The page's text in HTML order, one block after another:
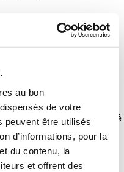
au bon
de votre
peuvent être utilisés
d’informations, pour la
du contenu, la
et offrent des
l’envolée des
en zones tendues, où
importante que l’offre
de rentabilité
locatif sont toujours
abusifs seront